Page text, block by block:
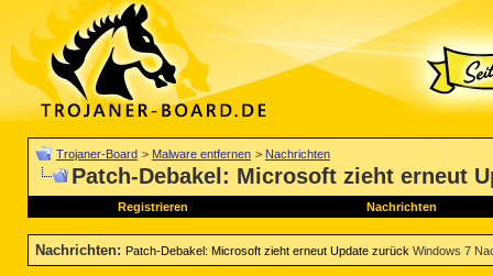
Trojaner-Board > Malware entfernen > Nachrichten
Patch-Debakel: Microsoft zieht erneut
Registrieren Nachrichten
Nachrichten: Patch-Debakel: Microsoft zieht erneut Update zurück Windows 7